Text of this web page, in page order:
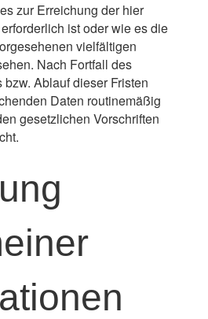
zur Erreichung der hier
ist oder wie es die
vielfältigen
Nach Fortfall des
Ablauf dieser Fristen
Daten routinemäßig
gesetzlichen Vorschriften